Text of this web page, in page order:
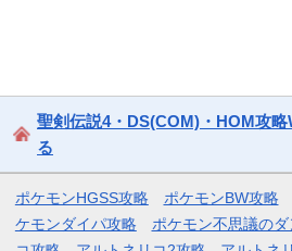
聖剣伝説4・DS(COM)・HOM攻
る
ポケモンHGSS攻略 ポケモンBW攻略
ケモンダイパ攻略
ポケモン不思議の